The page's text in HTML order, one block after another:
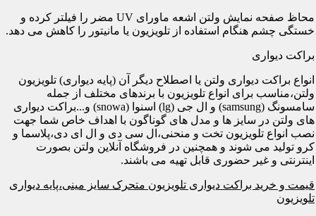
محاظ صفحه نمایش ولتن اشعه ماورای UV مضر را فیلتر کرده و
خستگی چشم هنگام استفاده از تلویزیون یا مانیتور را کاهش می دهد.
براکت دیواری
انواع براکت دیواری ولتن یا اصطلاح دیگر آن (پایه دیواری) تلویزیون
ولتن،مناسب برای انواع تلویزیون با برندهای مختلف از جمله
سامسونگ (samsung) و ال جی (lg) اسنوا (snowa) و...براکت دیواری
های ولتن در سایز ها و مدل های گوناگون با اهداف خاص شما جهت
نصب انواع تلویزیون تخت و منحنی،ال سی دی و ال ای دی،پلاسما و
کرو تولید می شوند و همچنین در فروشگاه آنلاین ولتن بصورت
اینترنتی و غیر حضوری قابل تهیه می باشند.
قیمت و خرید براکت دیواری تلویزیون متحرک سایز مینی،پایه دیواری
تلویزیون